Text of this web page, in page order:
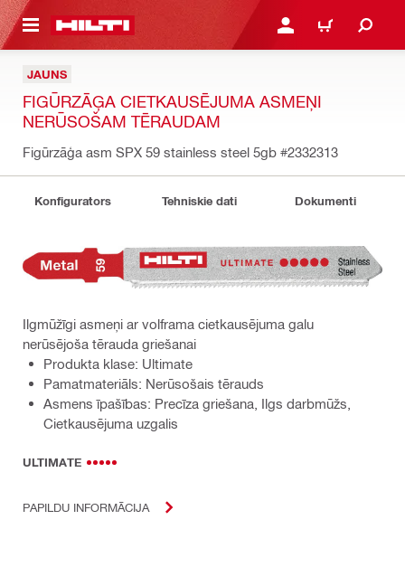
SATURU PIESLĒGTIES VAI
IEPIRKŠANĀS
JAUNS
FIGŪRZĀĢA CIETKAUSĒJUMA ASMEŅI
NERŪSOŠAM TĒRAUDAM
Figūrzāģa asm SPX 59 stainless steel 5gb #2332313
Konfigurators Tehniskie dati Dokumenti
Ilgmūžīgi asmeņi ar volframa cietkausējuma galu
nerūsējoša tērauda griešanai
Produkta klase: Ultimate
Pamatmateriāls: Nerūsošais tērauds
Asmens īpašības: Precīza griešana, Ilgs darbmūžs,
Cietkausējuma uzgalis
ULTIMATE
PAPILDU INFORMĀCIJA